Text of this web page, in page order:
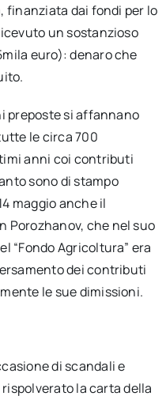
finanziata dai fondi per lo
un sostanzioso
euro): denaro che
preposte si affannano
le circa 700
anni coi contributi
sono di stampo
maggio anche il
Porozhanov, che nel suo
“Fondo Agricoltura” era
dei contributi
le sue dimissioni.
di scandali e
la carta della